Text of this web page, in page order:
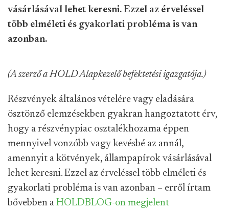
vásárlásával lehet keresni. Ezzel az érveléssel
több elméleti és gyakorlati probléma is van
azonban.
(A szerző a HOLD Alapkezelő befektetési igazgatója.)
Részvények általános vételére vagy eladására
ösztönző elemzésekben gyakran hangoztatott érv,
hogy a részvénypiac osztalékhozama éppen
mennyivel vonzóbb vagy kevésbé az annál,
amennyit a kötvények, állampapírok vásárlásával
lehet keresni. Ezzel az érveléssel több elméleti és
gyakorlati probléma is van azonban – erről írtam
bővebben a HOLDBLOG-on megjelent